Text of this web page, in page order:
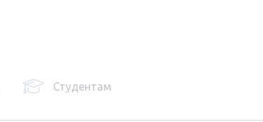
Студентам